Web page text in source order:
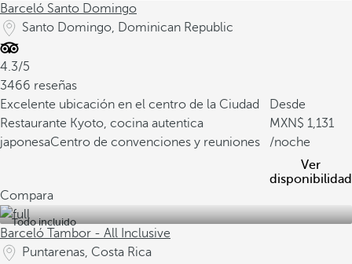
Barceló Santo Domingo
Santo Domingo, Dominican Republic
4.3/5
3466 reseñas
Excelente ubicación en el centro de la Ciudad
Restaurante Kyoto, cocina autentica
japonesaCentro de convenciones y reuniones
Desde
1,131
/noche
Ver
disponibilidad
Compara
Todo incluido
Barceló Tambor - All Inclusive
Puntarenas, Costa Rica